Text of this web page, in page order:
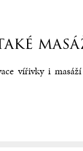
vířivky i